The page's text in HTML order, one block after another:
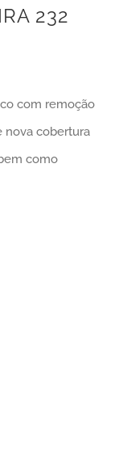
232
com remoção
nova cobertura
como